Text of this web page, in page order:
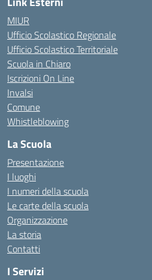
MIUR
Ufficio Scolastico Regionale
Ufficio Scolastico Territoriale
Scuola in Chiaro
Iscrizioni On Line
Invalsi
Comune
Whistleblowing
La Scuola
Presentazione
I luoghi
I numeri della scuola
Le carte della scuola
Organizzazione
La storia
Contatti
I Servizi